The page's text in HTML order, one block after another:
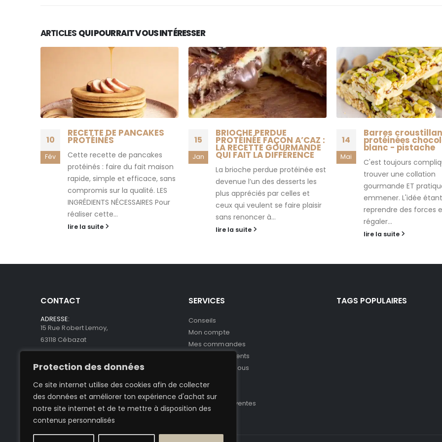
Protection des données
Ce site internet utilise des cookies afin de collecter
des données et améliorer ton expérience d'achat sur
notre site internet et de te mettre à disposition des
contenus personnalisés
ARTICLES QUI POURRAIT VOUS INTÉRESSER
10
Fév
RECETTE DE PANCAKES
PROTÉINÉS
Cette recette de pancakes
protéinés : faire du fait maison
rapide, simple et efficace, sans
compromis sur la qualité. LES
INGRÉDIENTS NÉCESSAIRES Pour
réaliser cette...
lire la suite
15
Jan
BRIOCHE PERDUE
PROTÉINÉE FAÇON A’CAZ :
LA RECETTE GOURMANDE
QUI FAIT LA DIFFÉRENCE
La brioche perdue protéinée est
devenue l’un des desserts les
plus appréciés par celles et
ceux qui veulent se faire plaisir
sans renoncer à...
lire la suite
14
Mai
Barres
protéinées
blanc - pistache
C'est toujours
trouver une collation
gourmande ET
emmener. L'idée
reprendre des forces
régaler...
lire la suite
CONTACT
ADRESSE:
15 Rue Robert Lemoy,
63118 Cébazat
SERVICES
Conseils
Mon compte
Mes commandes
Mes abonnements
Qui sommes-nous
Le concept
Centre d'aides
Nos points de ventes
TAGS POPULAIRES